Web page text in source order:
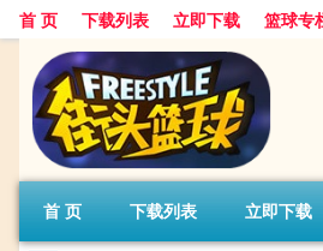
首 页 下载列表 立即下载 篮球专
首 页 下载列表 立即下载